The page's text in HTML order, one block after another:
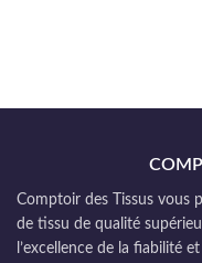
Comptoir des Tissus vous
de tissu de qualité
l’excellence de la fiabilité